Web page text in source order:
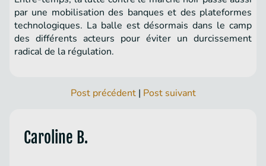
par une mobilisation des banques et des plateformes
technologiques. La balle est désormais dans le camp
des différents acteurs pour éviter un durcissement
radical de la régulation.
Post précédent| Post suivant
Caroline B.